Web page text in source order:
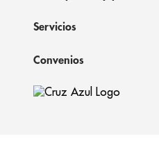
Servicios
Convenios